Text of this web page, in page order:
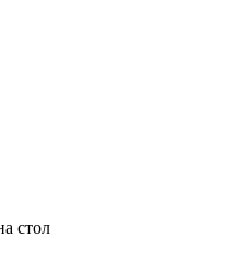
стол